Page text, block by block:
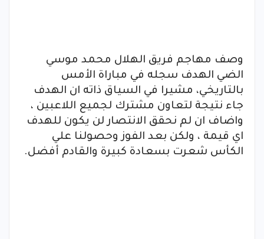
وصف مهاجم فريق الهلال محمد موسي
الضي الهدف سجله في مباراة الأمس
بالتاريخي، مشيرا في السياق ذاته ان الهدف
جاء نتيجة لتعاون مشترك لجميع اللاعبين ،
واضاف ان لم نحقق الانتصار لن يكون للهدف
اي قيمة ، ولكن بعد الفوز وحصولنا علي
الكأس شعرت بسعادة كبيرة والقادم أفضل.